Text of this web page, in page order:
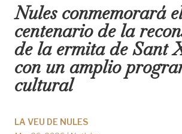
Nules conmemorará
centenario de la
de la ermita de Sant
con un amplio
cultural
LA VEU DE NULES